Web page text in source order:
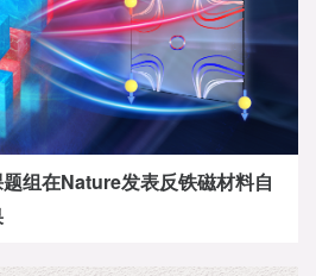
组在Nature发表反铁磁材料自